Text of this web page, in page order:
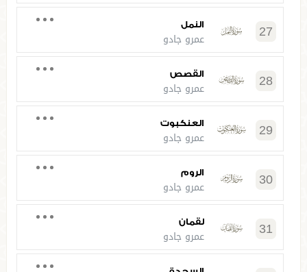
27 النمل
عمرو جادو
28 القصص
عمرو جادو
29 العنكبوت
عمرو جادو
30 الروم
عمرو جادو
31 لقمان
عمرو جادو